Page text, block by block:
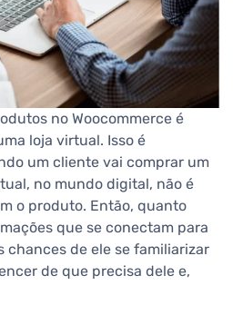
no Woocommerce é
loja virtual. Isso é
um cliente vai comprar um
no mundo digital, não é
o produto. Então, quanto
que se conectam para
chances de ele se familiarizar
de que precisa dele e,